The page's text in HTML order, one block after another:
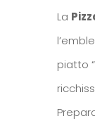
La
piatto